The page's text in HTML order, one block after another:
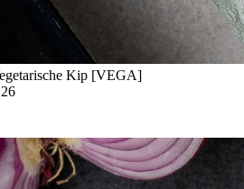
Kip [VEGA]